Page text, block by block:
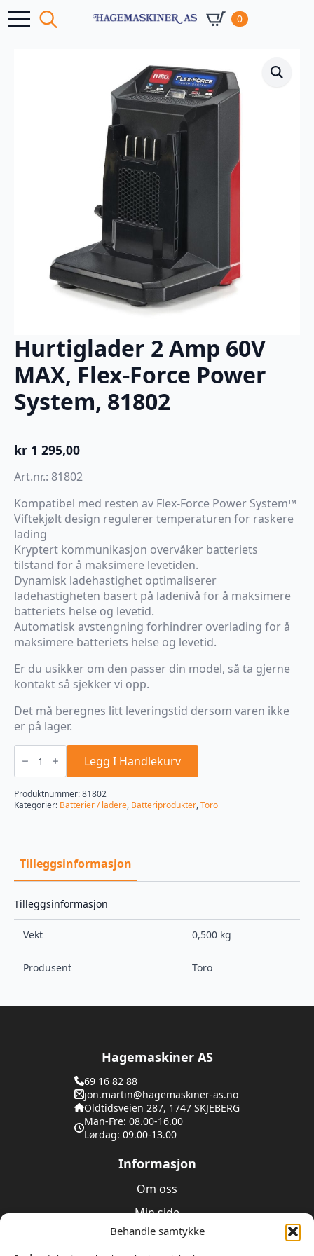
Behandle samtykke
0
Hurtiglader 2 Amp 60V
MAX, Flex-Force Power
System, 81802
kr 1 295,00
Art.nr.: 81802
Kompatibel med resten av Flex-Force Power System™
Viftekjølt design regulerer temperaturen for raskere
lading
Kryptert kommunikasjon overvåker batteriets
tilstand for å maksimere levetiden.
Dynamisk ladehastighet optimaliserer
ladehastigheten basert på ladenivå for å maksimere
batteriets helse og levetid.
Automatisk avstengning forhindrer overlading for å
maksimere batteriets helse og levetid.
Er du usikker om den passer din model, så ta gjerne
kontakt så sjekker vi opp.
Det må beregnes litt leveringstid dersom varen ikke
er på lager.
Hurtiglader
60V
MAX,
Flex-
Force
Legg I Handlekurv
Produktnummer:81802
Kategorier: Batterier / ladere, Batteriprodukter,Toro
Tilleggsinformasjon
Tilleggsinformasjon
Vekt 0,500 kg
Produsent Toro
Hagemaskiner AS
69 16 82 88
jon.martin@hagemaskiner-as.no
Oldtidsveien 287, 1747 SKJEBERG
Man-Fre: 08.00-16.00
Lørdag: 09.00-13.00
Informasjon
Om oss
Min side
Utleie